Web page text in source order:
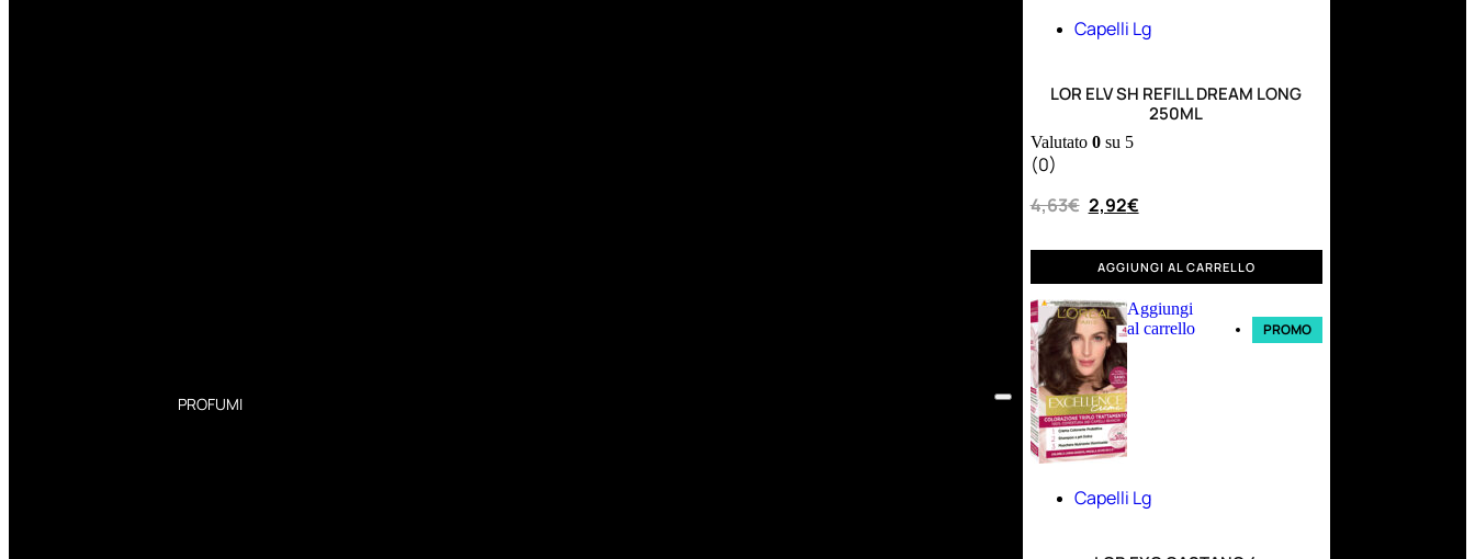
PROFUMI
Capelli Lg
LOR ELV SH REFILL DREAM LONG
250ML
Valutato 0su 5
(0)
4,63€ 2,92€
AGGIUNGI AL CARRELLO
Aggiungi
al carrello
PROMO
Capelli Lg